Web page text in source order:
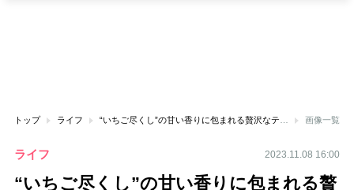
トップ ライフ 画像一覧
ライフ 2023.11.08 16:00
“いちご尽くし”の甘い香りに包まれる贅